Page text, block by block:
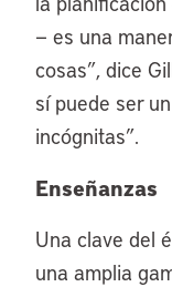
— es una
cosas”, dice
sí puede ser
incógnitas”.
Enseñanzas
Una clave del
una amplia